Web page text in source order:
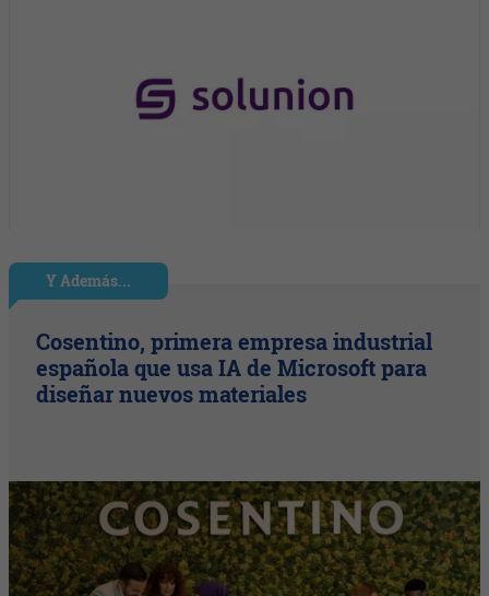
Y Además...
Cosentino, primera empresa industrial
española que usa IA de Microsoft para
diseñar nuevos materiales